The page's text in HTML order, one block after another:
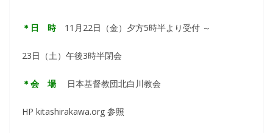
＊日 時11月22日（金）夕方5時半より受付 ～
23日（土）午後3時半閉会
＊会 場 日本基督教団北白川教会
HP kitashirakawa.org 参照